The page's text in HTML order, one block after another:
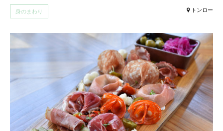
トンロー
身のまわり